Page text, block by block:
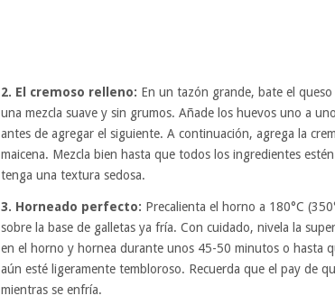
2. El cremoso relleno: En un tazón grande, bate el
una mezcla suave y sin grumos. Añade los huevos uno a
antes de agregar el siguiente. A continuación, agrega la
maicena. Mezcla bien hasta que todos los ingredientes
tenga una textura sedosa.
3. Horneado perfecto: Precalienta el horno a 180°C
sobre la base de galletas ya fría. Con cuidado, nivela la
en el horno y hornea durante unos 45-50 minutos o hasta
aún esté ligeramente tembloroso. Recuerda que el pay de
mientras se enfría.